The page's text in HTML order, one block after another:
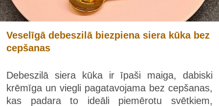
Veselīgā debeszilā biezpiena siera kūka bez
cepšanas
Debeszilā siera kūka ir īpaši maiga, dabiski
krēmīga un viegli pagatavojama bez cepšanas,
kas padara to ideāli piemērotu svētkiem,